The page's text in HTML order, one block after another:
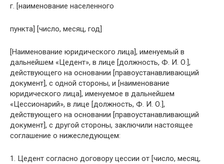
г. [наименование населенного
пункта] [число, месяц, год]
[Наименование юридического лица], именуемый в
дальнейшем «Цедент», в лице [должность, Ф. И. О.],
действующего на основании [правоустанавливающий
документ], с одной стороны, и [наименование
юридического лица], именуемое в дальнейшем
«Цессионарий», в лице [должность, Ф. И. О.],
действующего на основании [правоустанавливающий
документ], с другой стороны, заключили настоящее
соглашение о нижеследующем:
1. Цедент согласно договору цессии от [число, месяц,